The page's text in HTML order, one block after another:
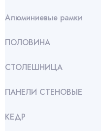
Алюминиевые рамки
ПОЛОВИНА
СТОЛЕШНИЦА
ПАНЕЛИ СТЕНОВЫЕ
КЕДР